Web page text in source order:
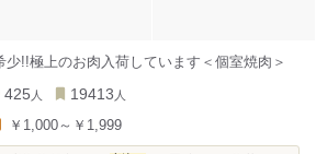
少!!極上のお肉入荷しています＜個室焼肉＞
425 人 19413 人
￥1,000～￥1,999